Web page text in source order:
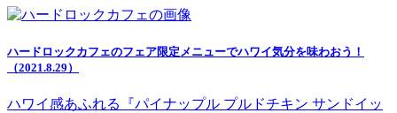
ハードロックカフェのフェア限定メニューでハワイ気分を味わおう！
（2021.8.29）
ハワイ感あふれる『パイナップル プルドチキン サンドイッ